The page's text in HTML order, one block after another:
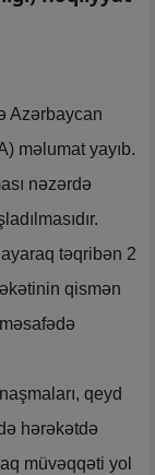
Azərbaycan
məlumat yayıb.
nəzərdə
təqribən 2
qismən
qeyd
hərəkətdə
müvəqqəti yol